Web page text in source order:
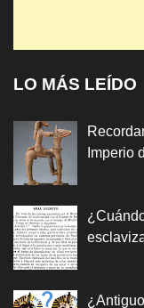
LO MÁS LEÍDO
Imperio